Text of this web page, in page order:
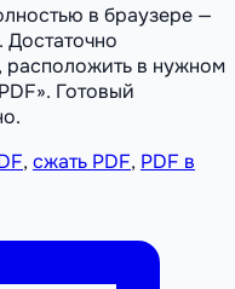
в браузере —
Достаточно
расположить в нужном
Готовый
, сжать PDF, PDF в